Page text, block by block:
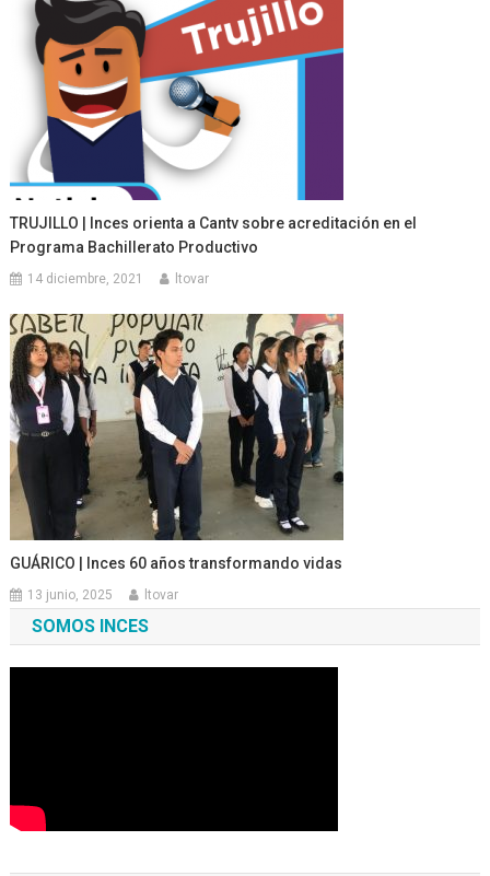
TRUJILLO | Inces orienta a Cantv sobre acreditación en el
Programa Bachillerato Productivo
14 diciembre, 2021 ltovar
GUÁRICO | Inces 60 años transformando vidas
13 junio, 2025 ltovar
SOMOS INCES